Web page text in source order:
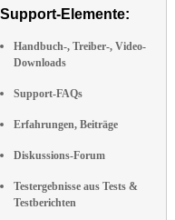
Support-Elemente:
Handbuch-, Treiber-, Video-
Downloads
Support-FAQs
Erfahrungen, Beiträge
Diskussions-Forum
Testergebnisse aus Tests &
Testberichten